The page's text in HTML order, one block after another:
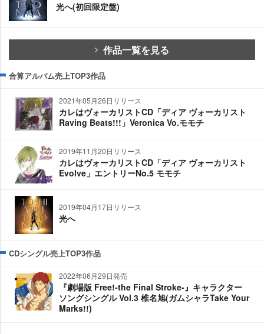
光へ(初回限定盤)
作品一覧を見る
合算アルバム売上TOP3作品
2021年05月26日リリース
カレはヴォーカリストCD「ディア ヴォーカリスト
Raving Beats!!!」Veronica Vo.モモチ
2019年11月20日リリース
カレはヴォーカリストCD「ディア ヴォーカリスト
Evolve」エントリーNo.5 モモチ
2019年04月17日リリース
光へ
CDシングル売上TOP3作品
2022年06月29日発売
『劇場版 Free!-the Final Stroke-』キャラクター
ソングシングル Vol.3 椎名旭(ガムシャラTake Your
Marks!!)